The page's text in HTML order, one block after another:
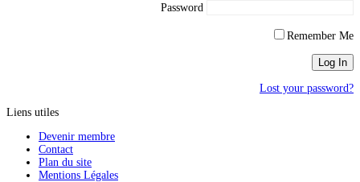
Password
Remember Me
Lost your password?
Liens utiles
Devenir membre
Contact
Plan du site
Mentions Légales